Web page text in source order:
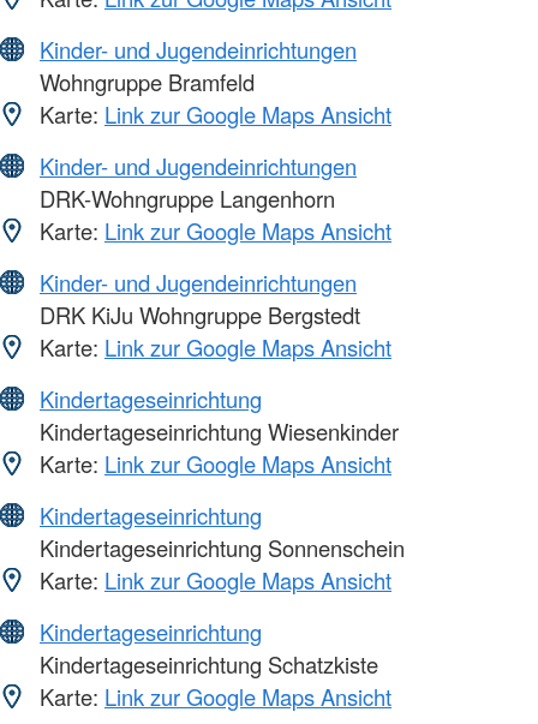
Kinder- und Jugendeinrichtungen
Wohngruppe Bramfeld
Karte: Link zur Google Maps Ansicht
Kinder- und Jugendeinrichtungen
DRK-Wohngruppe Langenhorn
Karte: Link zur Google Maps Ansicht
Kinder- und Jugendeinrichtungen
DRK KiJu Wohngruppe Bergstedt
Karte: Link zur Google Maps Ansicht
Kindertageseinrichtung
Kindertageseinrichtung Wiesenkinder
Karte: Link zur Google Maps Ansicht
Kindertageseinrichtung
Kindertageseinrichtung Sonnenschein
Karte: Link zur Google Maps Ansicht
Kindertageseinrichtung
Kindertageseinrichtung Schatzkiste
Karte: Link zur Google Maps Ansicht